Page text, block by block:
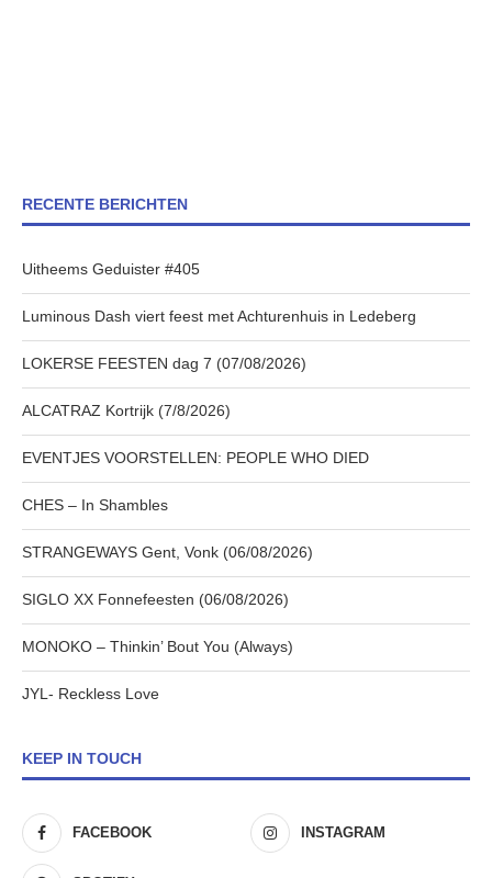
RECENTE BERICHTEN
Uitheems Geduister #405
Luminous Dash viert feest met Achturenhuis in Ledeberg
LOKERSE FEESTEN dag 7 (07/08/2026)
ALCATRAZ Kortrijk (7/8/2026)
EVENTJES VOORSTELLEN: PEOPLE WHO DIED
CHES – In Shambles
STRANGEWAYS Gent, Vonk (06/08/2026)
SIGLO XX Fonnefeesten (06/08/2026)
MONOKO – Thinkin’ Bout You (Always)
JYL- Reckless Love
KEEP IN TOUCH
FACEBOOK INSTAGRAM